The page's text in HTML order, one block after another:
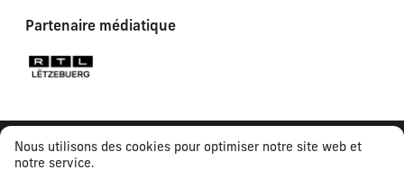
Nous utilisons des cookies pour optimiser notre site web et
notre service.
Partenaire médiatique